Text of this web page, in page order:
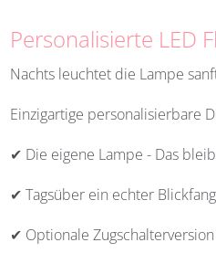
Personalisierte LED
Nachts leuchtet die Lampe
Einzigartige personalisierbare
✔ Die eigene Lampe - Das
✔ Tagsüber ein echter
✔ Optionale